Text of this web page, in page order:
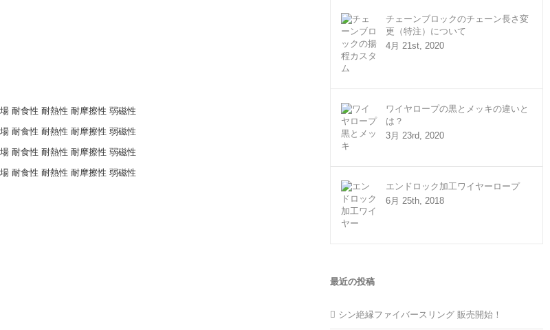
チェーンブロックのチェーン長さ変
更（特注）について
4月 21st, 2020
ワイヤロープの黒とメッキの違いと
は？
3月 23rd, 2020
エンドロック加工ワイヤーロープ
6月 25th, 2018
最近の投稿
シン絶縁ファイバースリング 販売開始！